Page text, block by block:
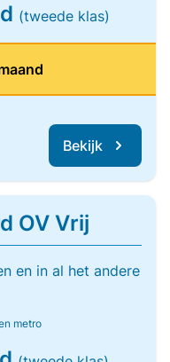
(tweede klas)
Bekijk
OV Vrij
en in al het andere
metro